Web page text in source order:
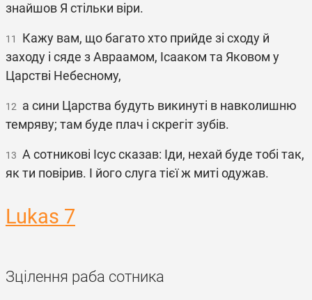
знайшов Я стільки віри.
11
Кажу вам, що багато хто прийде зі сходу й
заходу і сяде з Авраамом, Ісааком та Яковом у
Царстві Небесному,
12 а сини Царства будуть викинуті в навколишню
темряву; там буде плач і скрегіт зубів.
13 А сотникові Ісус сказав: Іди, нехай буде тобі так,
як ти повірив. І його слуга тієї ж миті одужав.
Lukas 7
Зцілення раба сотника